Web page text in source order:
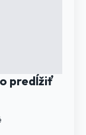
predĺžiť